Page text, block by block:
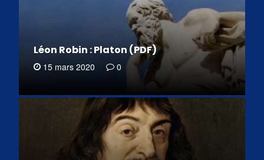
Léon Robin : Platon (PDF)
15 mars 2020 0